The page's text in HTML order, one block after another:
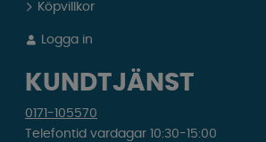
Köpvillkor
Logga in
KUNDTJÄNST
0171-105570
Telefontid vardagar 10:30-15:00